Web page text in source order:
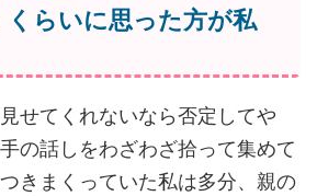
くらいに思った方が私
せてくれないなら否定してや
の話しをわざわざ拾って集めて
きまくっていた私は多分、親の